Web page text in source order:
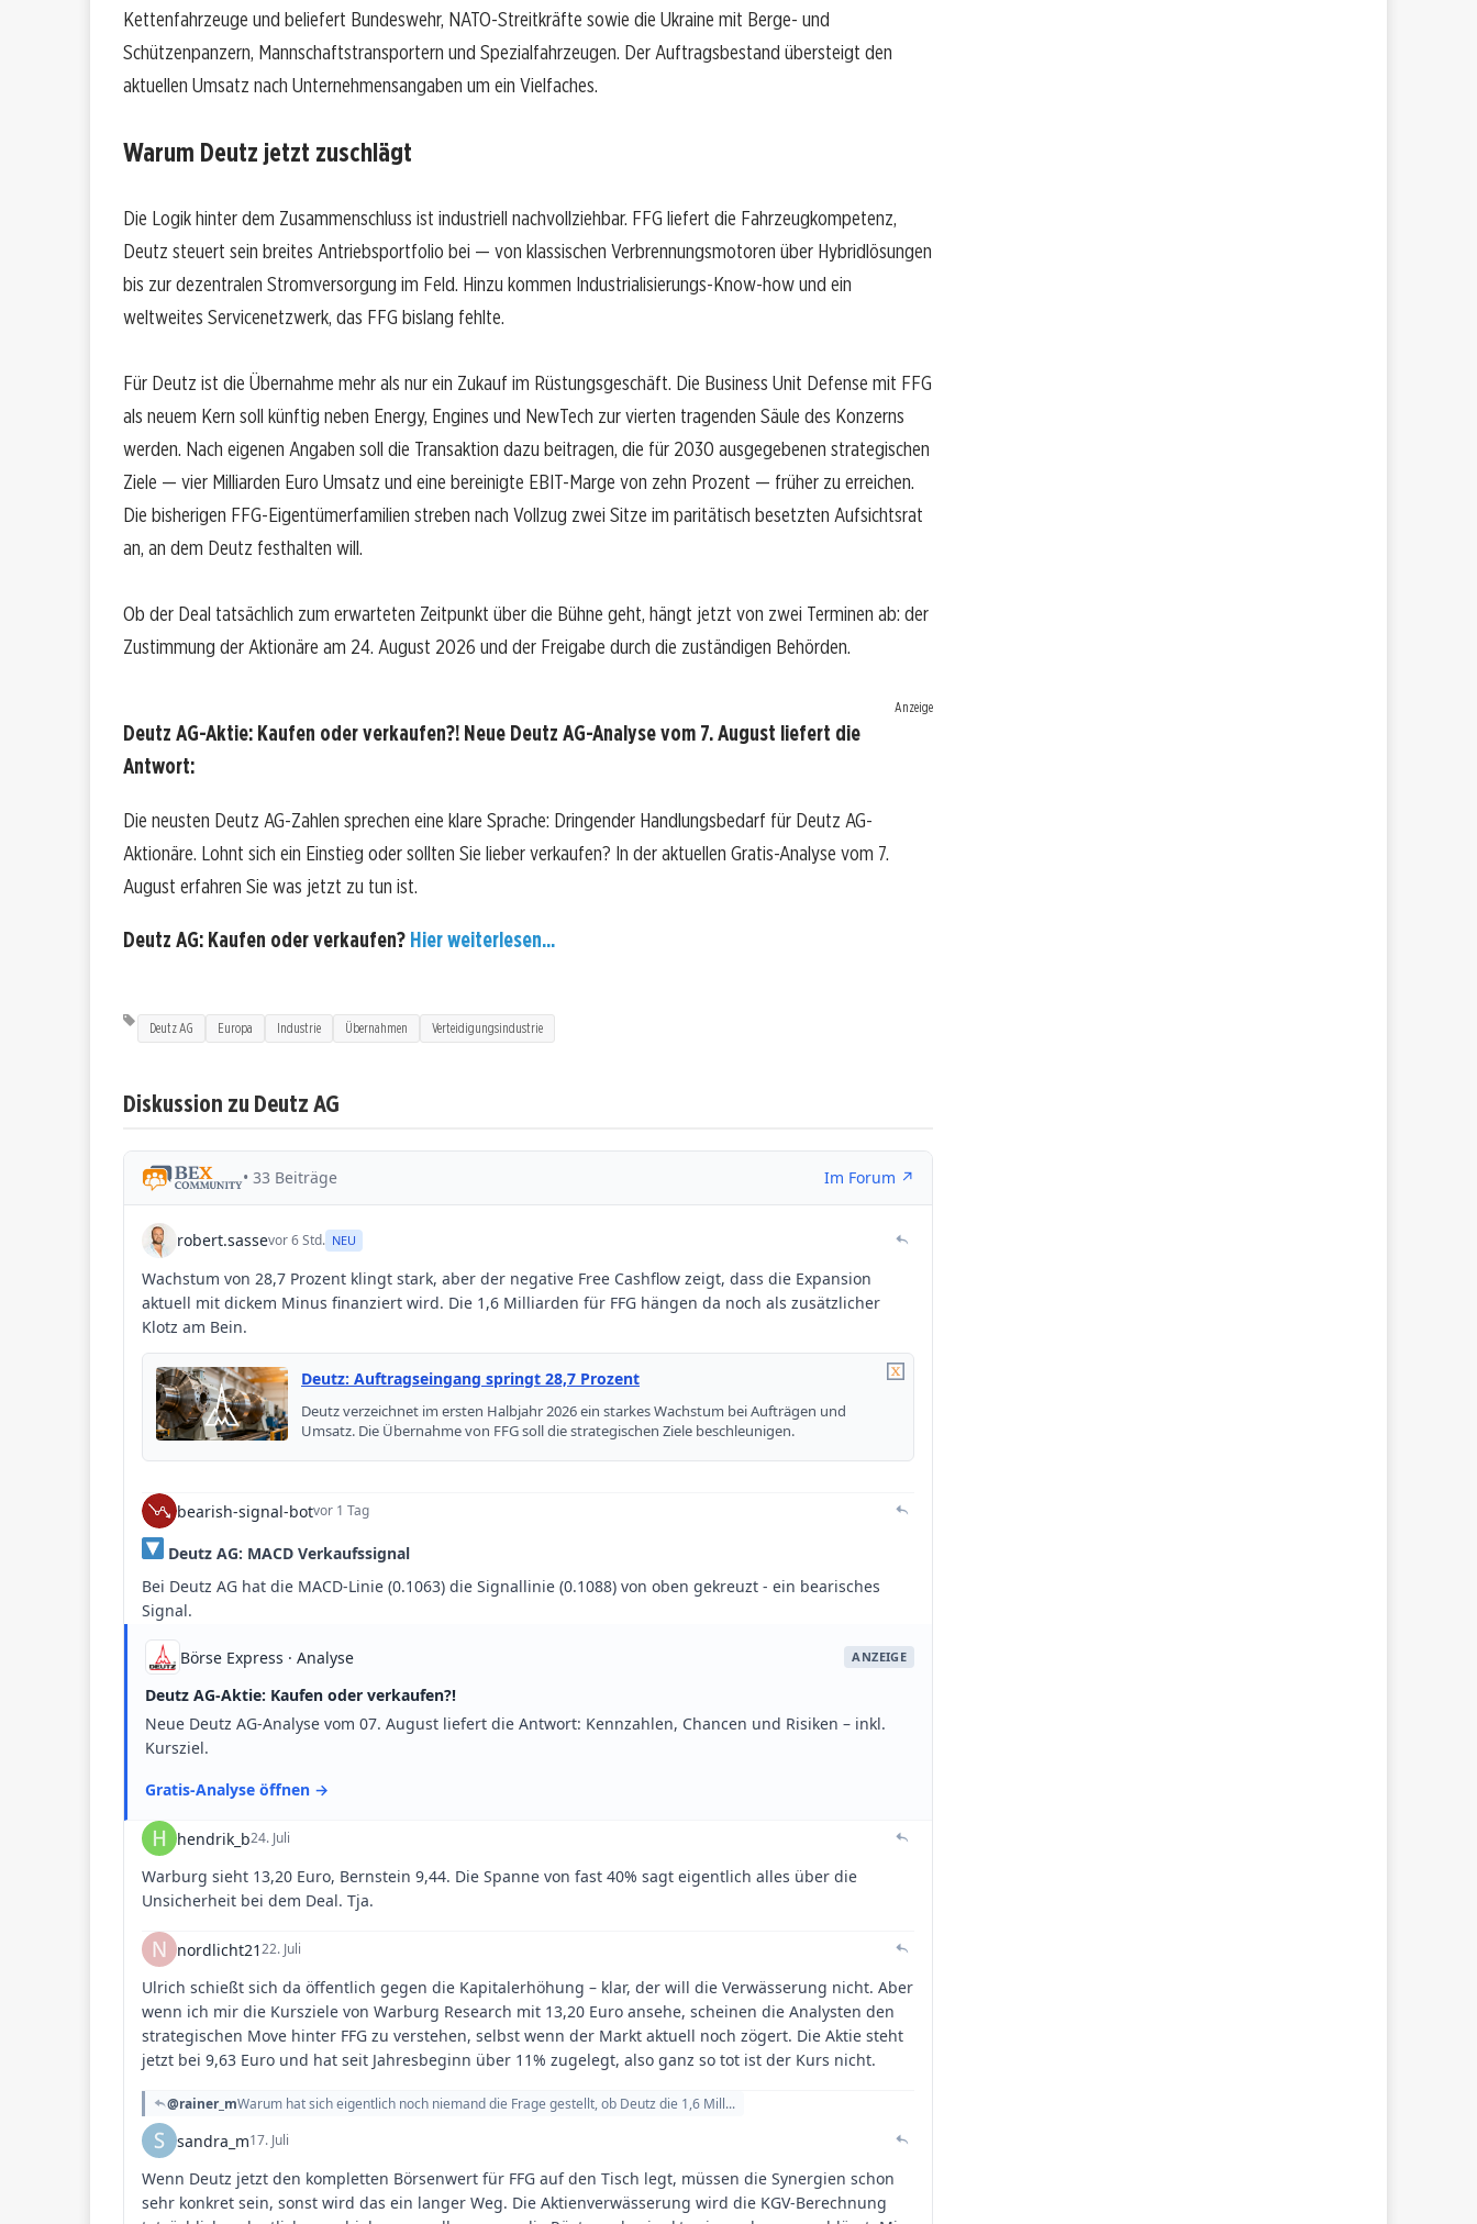
Kettenfahrzeuge und beliefert Bundeswehr, NATO-Streitkräfte sowie die Ukraine mit Berge- und
Schützenpanzern, Mannschaftstransportern und Spezialfahrzeugen. Der Auftragsbestand übersteigt den
aktuellen Umsatz nach Unternehmensangaben um ein Vielfaches.
Warum Deutz jetzt zuschlägt
Die Logik hinter dem Zusammenschluss ist industriell nachvollziehbar. FFG liefert die Fahrzeugkompetenz,
Deutz steuert sein breites Antriebsportfolio bei — von klassischen Verbrennungsmotoren über Hybridlösungen
bis zur dezentralen Stromversorgung im Feld. Hinzu kommen Industrialisierungs-Know-how und ein
weltweites Servicenetzwerk, das FFG bislang fehlte.
Für Deutz ist die Übernahme mehr als nur ein Zukauf im Rüstungsgeschäft. Die Business Unit Defense mit FFG
als neuem Kern soll künftig neben Energy, Engines und NewTech zur vierten tragenden Säule des Konzerns
werden. Nach eigenen Angaben soll die Transaktion dazu beitragen, die für 2030 ausgegebenen strategischen
Ziele — vier Milliarden Euro Umsatz und eine bereinigte EBIT-Marge von zehn Prozent — früher zu erreichen.
Die bisherigen FFG-Eigentümerfamilien streben nach Vollzug zwei Sitze im paritätisch besetzten Aufsichtsrat
an, an dem Deutz festhalten will.
Ob der Deal tatsächlich zum erwarteten Zeitpunkt über die Bühne geht, hängt jetzt von zwei Terminen ab: der
Zustimmung der Aktionäre am 24. August 2026 und der Freigabe durch die zuständigen Behörden.
Anzeige
Deutz AG-Aktie: Kaufen oder verkaufen?! Neue Deutz AG-Analyse vom 7. August liefert die
Antwort:
Die neusten Deutz AG-Zahlen sprechen eine klare Sprache: Dringender Handlungsbedarf für Deutz AG-
Aktionäre. Lohnt sich ein Einstieg oder sollten Sie lieber verkaufen? In der aktuellen Gratis-Analyse vom 7.
August erfahren Sie was jetzt zu tun ist.
Deutz AG: Kaufen oder verkaufen? Hier weiterlesen...
Deutz AG Europa Industrie Übernahmen Verteidigungsindustrie
Diskussion zu Deutz AG